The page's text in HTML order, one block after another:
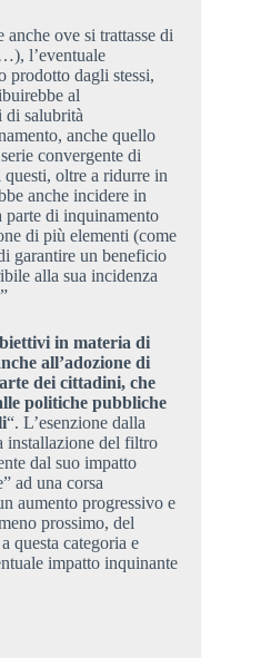
ove si trattasse di
l’eventuale
prodotto dagli stessi,
al
di salubrità
anche quello
convergente di
oltre a ridurre in
anche incidere in
parte di inquinamento
di più elementi (come
garantire un beneficio
alla sua incidenza
in materia di
all’adozione di
dei cittadini, che
politiche pubbliche
“. L’esenzione dalla
installazione del filtro
dal suo impatto
ad una corsa
aumento progressivo e
prossimo, del
questa categoria e
impatto inquinante